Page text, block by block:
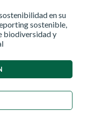
en su
sostenible,
biodiversidad y